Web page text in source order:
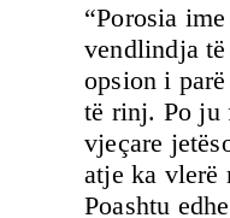
“Porosia
vendlindja
opsion i
të rinj. Po ju
vjeçare
atje ka vlerë
Poashtu